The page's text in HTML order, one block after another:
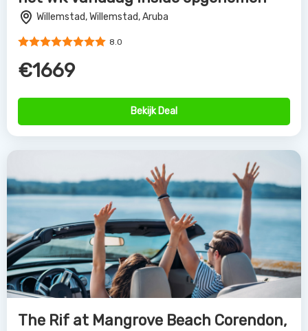
Willemstad, Willemstad, Aruba
8.0
€1669
Bekijk Deal
The Rif at Mangrove Beach Corendon,